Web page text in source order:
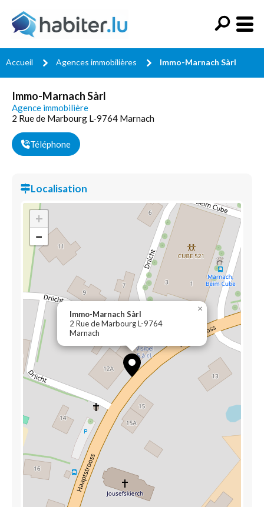
Accueil Agences immobilières Immo-Marnach Sàrl
Immo-Marnach Sàrl
Agence immobilière
2 Rue de Marbourg L-9764 Marnach
Téléphone
Localisation
Immo-Marnach Sàrl
2 Rue de Marbourg L-9764
Marnach
×
+
−